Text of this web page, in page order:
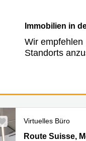
Immobilien in
Wir empfehlen
Standorts
Virtuelles Büro
Route Suisse 8A,
Route Suisse,